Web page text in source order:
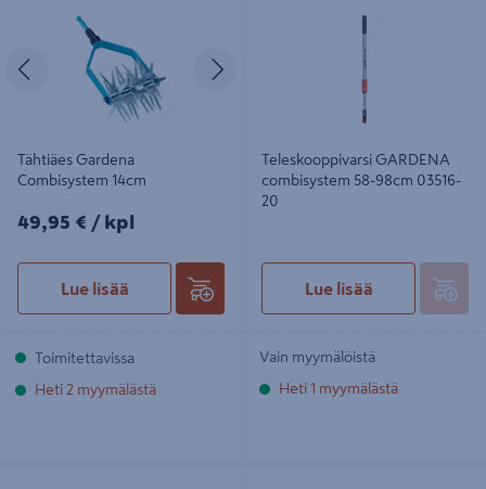
Edellinen
Tähtiäes Gardena
Combisystem 14cm
49,95€/kpl
49,95 € / kpl
Lue lisää
Toimitettavissa
Heti 2 myymälästä
Teleskooppivarsi GARDENA
combisystem 58-98cm 03516-
20
Lue lisää
Vain myymälöistä
Heti 1 myymälästä